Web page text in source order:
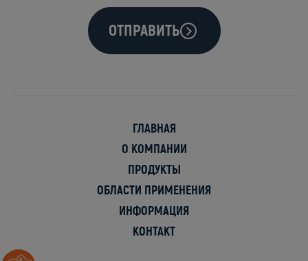
ОТПРАВИТЬ
ГЛАВНАЯ
О КОМПАНИИ
ПРОДУКТЫ
ОБЛАСТИ ПРИМЕНЕНИЯ
ИНФОРМАЦИЯ
KОНТАКТ